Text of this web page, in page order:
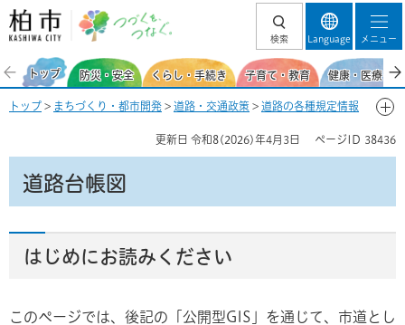
柏市 つづくを、
検索 Language メニュー
トップ 防災・安全 くらし・手続き 子育て・教育 健康・医療・
トップ > まちづくり・都市開発 > 道路・交通政策 > 道路の各種規定情報
更新日 令和8(2026)年4月3日 ページID 38436
道路台帳図
はじめにお読みください
このページでは、後記の「公開型GIS」を通じて、市道とし